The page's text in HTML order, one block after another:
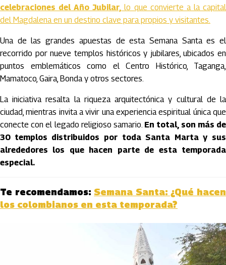
celebraciones del Año Jubilar, lo que convierte a la capital
del Magdalena en un destino clave para propios y visitantes.
Una de las grandes apuestas de esta Semana Santa es el
recorrido por nueve templos históricos y jubilares, ubicados en
puntos emblemáticos como el Centro Histórico, Taganga,
Mamatoco, Gaira, Bonda y otros sectores.
La iniciativa resalta la riqueza arquitectónica y cultural de la
ciudad, mientras invita a vivir una experiencia espiritual única que
conecte con el legado religioso samario. En total, son más de
30 templos distribuidos por toda Santa Marta y sus
alrededores los que hacen parte de esta temporada
especial.
Te recomendamos:Semana Santa: ¿Qué hacen
los colombianos en esta temporada?